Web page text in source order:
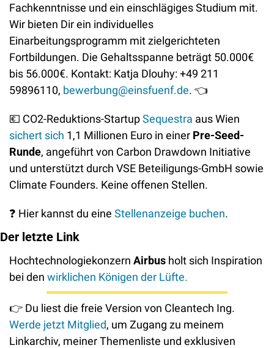
Fachkenntnisse und ein einschlägiges Studium mit.
Wir bieten Dir ein individuelles
Einarbeitungsprogramm mit zielgerichteten
Fortbildungen. Die Gehaltsspanne beträgt 50.000€
bis 56.000€. Kontakt: Katja Dlouhy: +49 211
59896110, bewerbung@einsfuenf.de. 👈
💶 CO2-Reduktions-Startup Sequestra
sichert sich 1,1 Millionen Euro in einer Pre-Seed-
Runde, angeführt von Carbon Drawdown Initiative
und unterstützt durch VSE Beteiligungs-GmbH sowie
Climate Founders. Keine offenen Stellen.
❓ Hier kannst du eine Stellenanzeige buchen.
Der letzte Link
Hochtechnologiekonzern Airbus holt sich Inspiration
bei den wirklichen Königen der Lüfte.
👉
Werde jetzt Mitglied, um Zugang zu meinem
Linkarchiv, meiner Themenliste und exklusiven